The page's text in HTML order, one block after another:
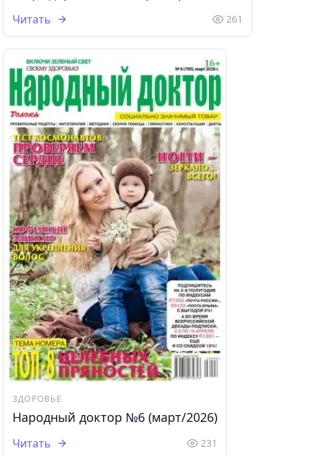
Читать 261
ЗДОРОВЬЕ
Народный доктор №6 (март/2026)
Читать 231